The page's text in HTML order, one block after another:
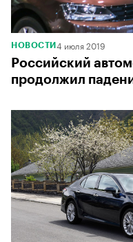
НОВОСТИ 4 июля 2019
Российский
продолжил